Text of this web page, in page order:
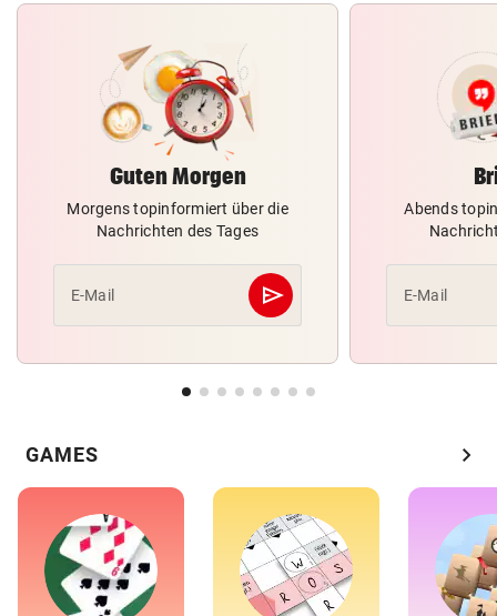
Guten Morgen
Morgens topinformiert über die
Nachrichten des Tages
E-Mail send
Abschicken
Abends
E-Mail
GAMES chevron_right